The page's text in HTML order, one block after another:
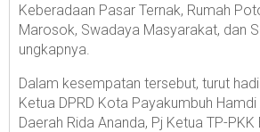
Keberadaan Pasar Ternak, Rumah
Marosok, Swadaya Masyarakat, dan
ungkapnya.
Dalam kesempatan tersebut, turut
Ketua DPRD Kota Payakumbuh
Daerah Rida Ananda, Pj Ketua TP-PKK